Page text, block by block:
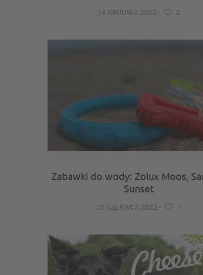
14 GRUDNIA 2022- 2
Zabawki do wody: Zolux Moos,
Sunset
20 CZERWCA 2022- 1